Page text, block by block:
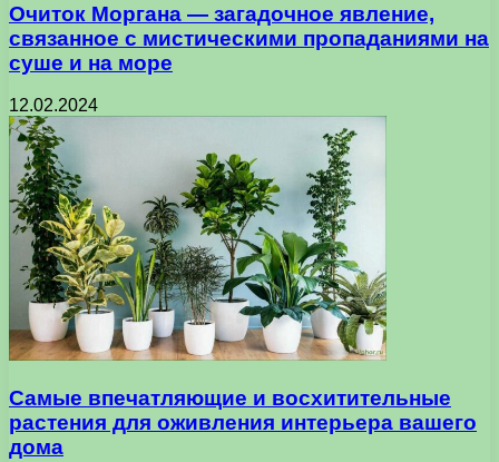
Очиток Моргана — загадочное явление,
связанное с мистическими пропаданиями на
суше и на море
12.02.2024
Самые впечатляющие и восхитительные
растения для оживления интерьера вашего
дома